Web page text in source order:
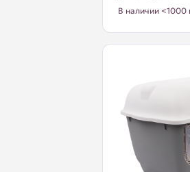
В наличии <1000